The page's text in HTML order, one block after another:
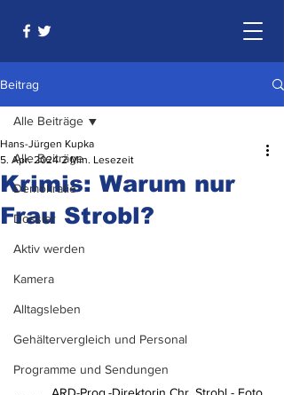
Beitrag
Alle Beiträge
Demokratie
Dossier
Aktiv werden
Kamera
Alltagsleben
Gehältervergleich und Personal
Programme und Sendungen
Alle Beiträge
Krimis: Warum nur
Frau Strobl?
Hans-Jürgen Kupka
5. Apr. 2024 2 Min. Lesezeit
          ARD-Prog.-Direktorin Chr. Strobl - Foto